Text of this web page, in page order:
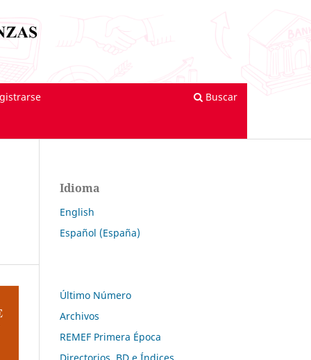
Buscar
Idioma
English
Español (España)
Último Número
Archivos
REMEF Primera Época
Directorios, BD e Índices